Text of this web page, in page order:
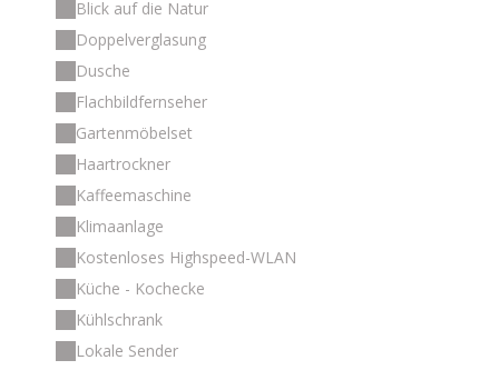
Blick auf die Natur
Doppelverglasung
Dusche
Flachbildfernseher
Gartenmöbelset
Haartrockner
Kaffeemaschine
Klimaanlage
Kostenloses Highspeed-WLAN
Küche - Kochecke
Kühlschrank
Lokale Sender